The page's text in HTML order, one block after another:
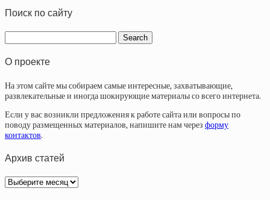
Поиск по сайту
О проекте
На этом сайте мы собираем самые интересные, захватывающие,
развлекательные и иногда шокирующие материалы со всего интернета.
Если у вас возникли предложения к работе сайта или вопросы по
поводу размещенных материалов, напишите нам через форму
контактов.
Архив статей
Архив
статей